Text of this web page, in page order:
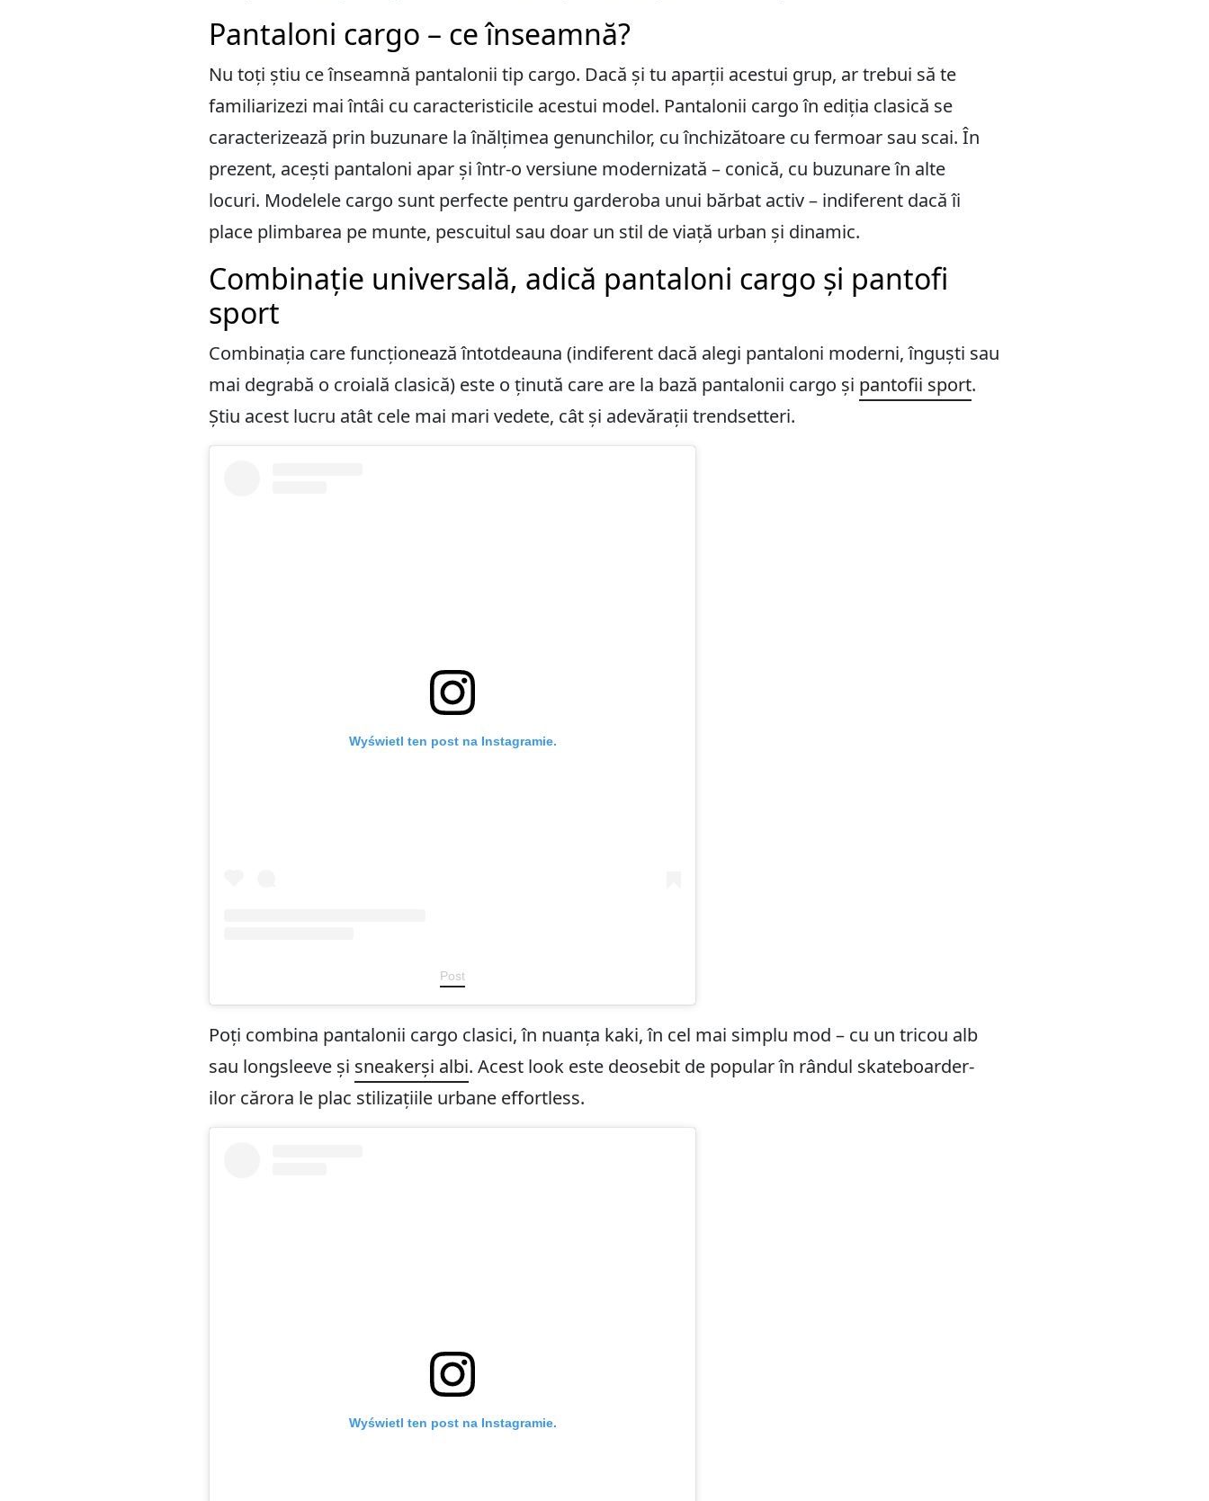
Pantaloni cargo – ce înseamnă?
Nu toți știu ce înseamnă pantalonii tip cargo. Dacă și tu aparții acestui grup, ar trebui să te
familiarizezi mai întâi cu caracteristicile acestui model. Pantalonii cargo în ediția clasică se
caracterizează prin buzunare la înălțimea genunchilor, cu închizătoare cu fermoar sau scai. În
prezent, acești pantaloni apar și într-o versiune modernizată – conică, cu buzunare în alte
locuri. Modelele cargo sunt perfecte pentru garderoba unui bărbat activ – indiferent dacă îi
place plimbarea pe munte, pescuitul sau doar un stil de viață urban și dinamic.
Combinație universală, adică pantaloni cargo și pantofi
sport
Combinația care funcționează întotdeauna (indiferent dacă alegi pantaloni moderni, înguști sau
mai degrabă o croială clasică) este o ținută care are la bază pantalonii cargo și pantofii sport.
Știu acest lucru atât cele mai mari vedete, cât și adevărații trendsetteri.
Wyświetl ten post na Instagramie.
Post
Poți combina pantalonii cargo clasici, în nuanța kaki, în cel mai simplu mod – cu un tricou alb
sau longsleeve și sneakerși albi. Acest look este deosebit de popular în rândul skateboarder-
ilor cărora le plac stilizațiile urbane effortless.
Wyświetl ten post na Instagramie.